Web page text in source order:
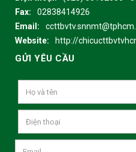
Fax:
02838414926
Email:
Website:
http://
GỬI YÊU CẦU